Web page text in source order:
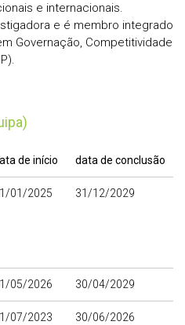
e internacionais.
e é membro integrado
Governação, Competitividade
de início data de conclusão
01/2025 31/12/2029
05/2026 30/04/2029
07/2023 30/06/2026